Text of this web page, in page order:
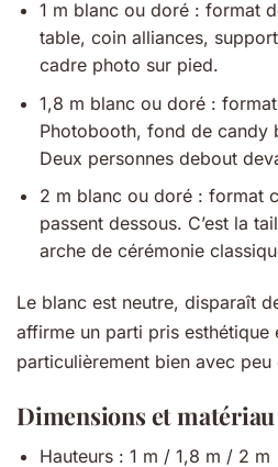
1 m blanc ou doré : format
table, coin alliances,
cadre photo sur pied.
1,8 m blanc ou doré :
Photobooth, fond de candy
Deux personnes debout
2 m blanc ou doré : format
passent dessous. C’est la
arche de cérémonie
Le blanc est neutre, disparaît
affirme un parti pris esthétique
particulièrement bien avec
Dimensions et matériau
Hauteurs : 1 m / 1,8 m / 2 m